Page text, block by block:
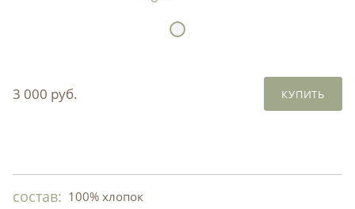
3 000 руб. КУПИТЬ
состав: 100% хлопок